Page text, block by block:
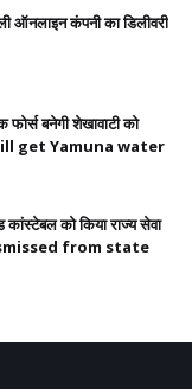
ऑनलाइन कंपनी का डिलीवरी
बनेगी शेखावाटी को
get Yamuna water
को किया राज्य सेवा
from state